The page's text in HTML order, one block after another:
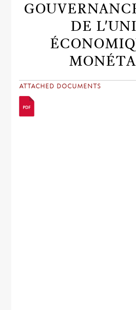
DE
ATTACHED DOCUMENTS